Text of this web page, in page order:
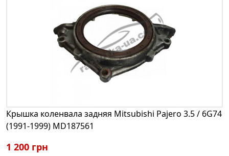
Крышка коленвала задняя Mitsubishi Pajero 3.5 / 6G74
(1991-1999) MD187561
1 200 грн